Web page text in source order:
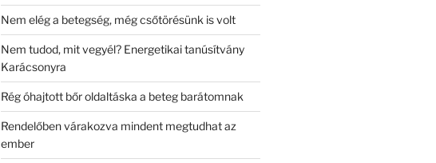
Nem elég a betegség, még csőtörésünk is volt
Nem tudod, mit vegyél? Energetikai tanúsítvány
Karácsonyra
Rég óhajtott bőr oldaltáska a beteg barátomnak
Rendelőben várakozva mindent megtudhat az
ember